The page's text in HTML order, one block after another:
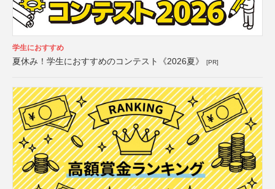
学生におすすめ
夏休み！学生におすすめのコンテスト《2026夏》 [PR]